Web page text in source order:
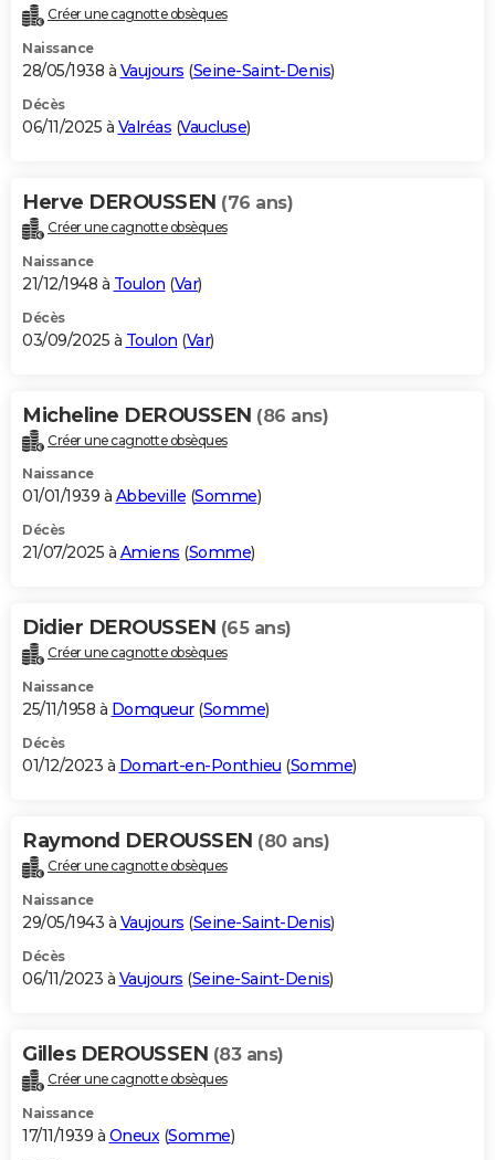
Bricolage
Lifestyle
Culture
Sport
Auto
Television
Voyage
CinemaCréer une cagnotte obsèques
Naissance
28/05/1938 à Vaujours (Seine-Saint-Denis)
Décès
06/11/2025 à Valréas (Vaucluse)
Herve DEROUSSEN (76 ans)
Créer une cagnotte obsèques
Naissance
21/12/1948 à Toulon (Var)
Décès
03/09/2025 à Toulon (Var)
Micheline DEROUSSEN (86 ans)
Créer une cagnotte obsèques
Naissance
01/01/1939 à Abbeville (Somme)
Décès
21/07/2025 à Amiens (Somme)
Didier DEROUSSEN (65 ans)
Créer une cagnotte obsèques
Naissance
25/11/1958 à Domqueur(Somme)
Décès
01/12/2023 à Domart-en-Ponthieu (Somme)
Raymond DEROUSSEN (80 ans)
Créer une cagnotte obsèques
Naissance
29/05/1943 à Vaujours (Seine-Saint-Denis)
Décès
06/11/2023 à Vaujours (Seine-Saint-Denis)
Gilles DEROUSSEN (83 ans)
Créer une cagnotte obsèques
Naissance
17/11/1939 à Oneux(Somme)